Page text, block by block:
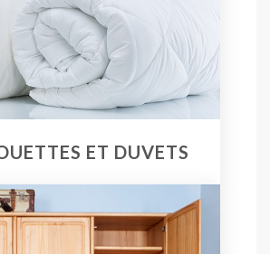
ET DUVETS